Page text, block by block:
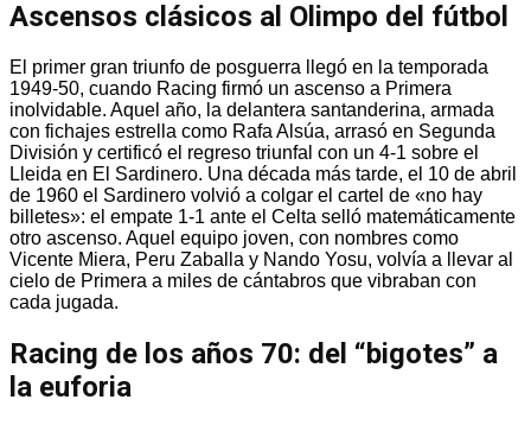
Ascensos clásicos al Olimpo del fútbol
El primer gran triunfo de posguerra llegó en la temporada
1949-50, cuando Racing firmó un ascenso a Primera
inolvidable. Aquel año, la delantera santanderina, armada
con fichajes estrella como Rafa Alsúa, arrasó en Segunda
División y certificó el regreso triunfal con un 4-1 sobre el
Lleida en El Sardinero. Una década más tarde, el 10 de abril
de 1960 el Sardinero volvió a colgar el cartel de «no hay
billetes»: el empate 1-1 ante el Celta selló matemáticamente
otro ascenso. Aquel equipo joven, con nombres como
Vicente Miera, Peru Zaballa y Nando Yosu, volvía a llevar al
cielo de Primera a miles de cántabros que vibraban con
cada jugada.
Racing de los años 70: del “bigotes” a
la euforia